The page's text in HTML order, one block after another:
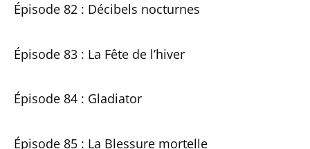
Épisode 82 : Décibels nocturnes
Épisode 83 : La Fête de l’hiver
Épisode 84 : Gladiator
Épisode 85 : La Blessure mortelle